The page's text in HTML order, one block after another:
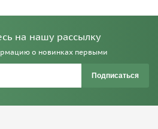
на нашу рассылку
о новинках первыми
Подписаться